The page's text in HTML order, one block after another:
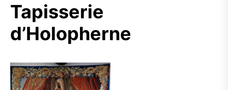
Tapisserie
d’Holopherne